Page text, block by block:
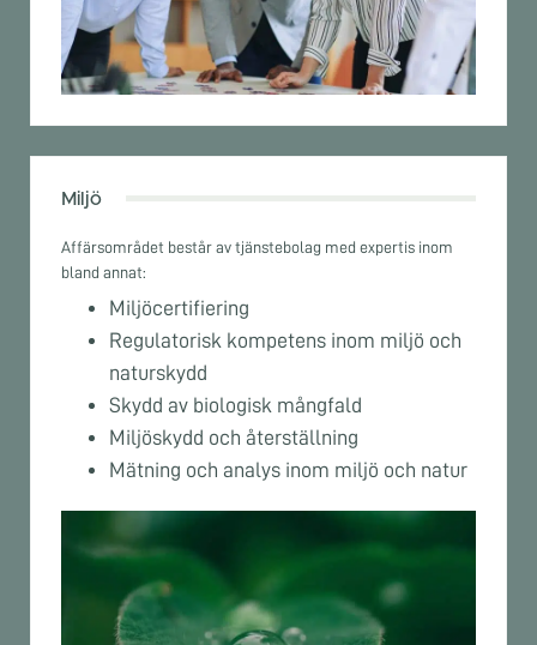
Miljö
Affärsområdet består av tjänstebolag med expertis inom
bland annat:
Miljöcertifiering
Regulatorisk kompetens inom miljö och
naturskydd
Skydd av biologisk mångfald
Miljöskydd och återställning
Mätning och analys inom miljö och natur